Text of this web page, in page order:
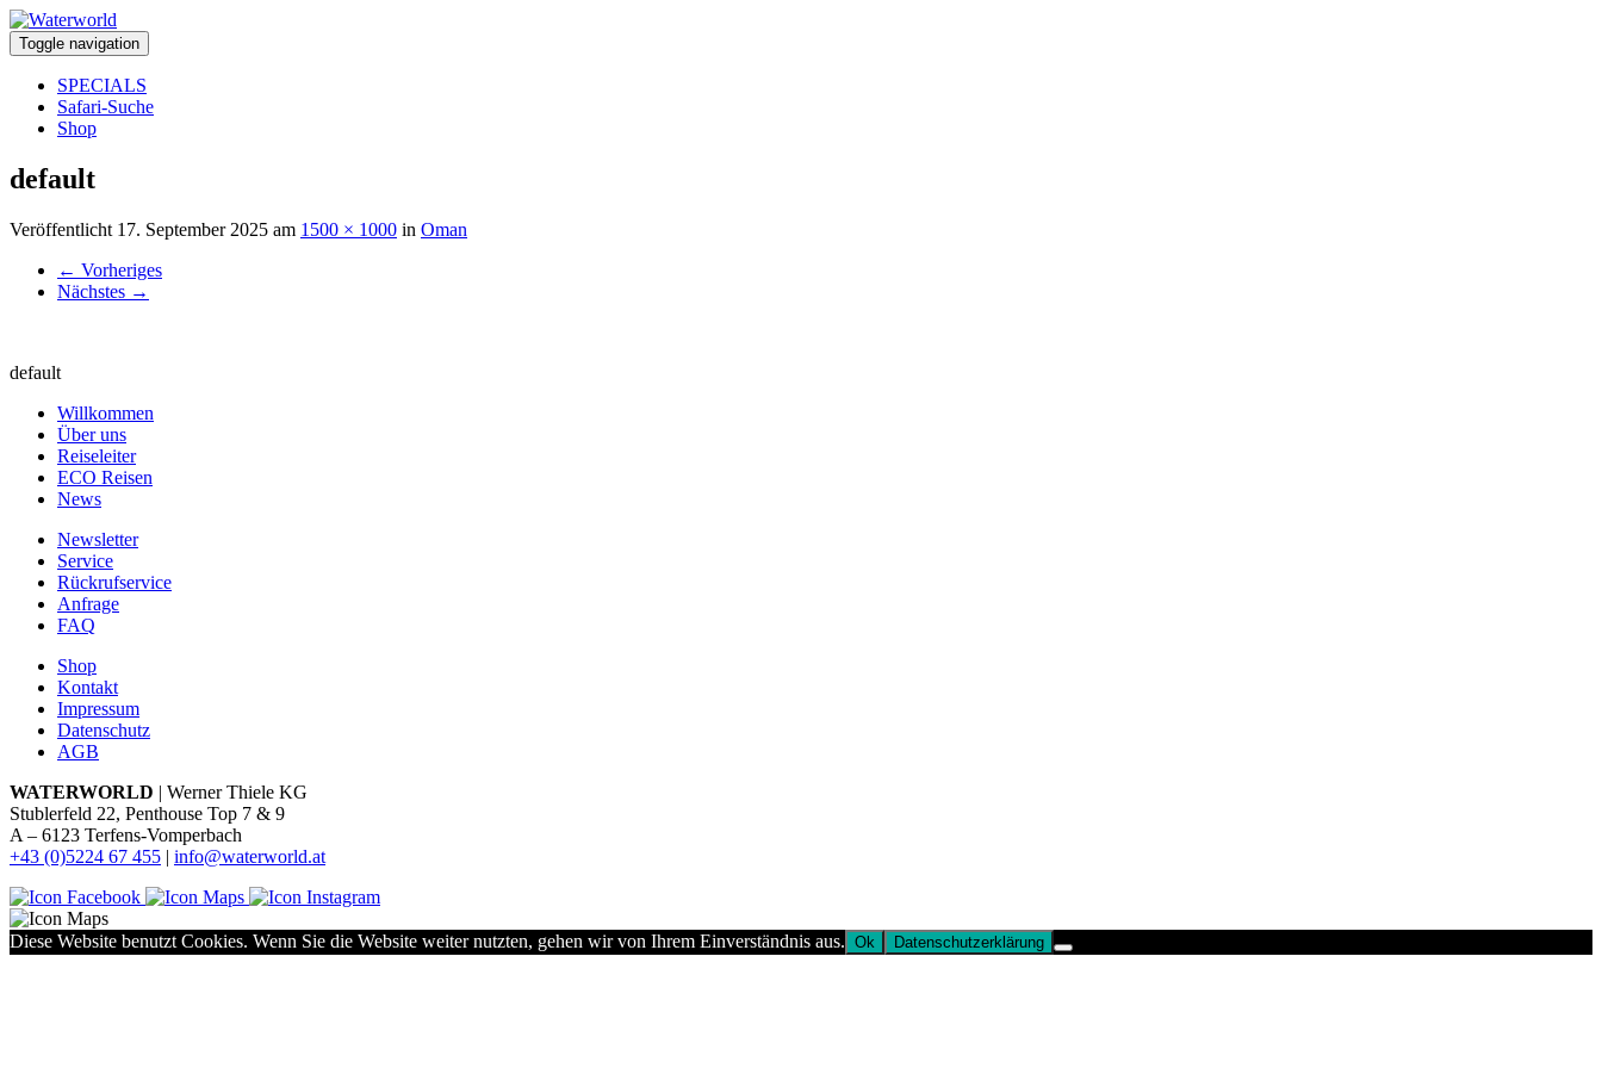
Toggle navigation
SPECIALS
Safari-Suche
Shop
default
Veröffentlicht 17. September 2025 am 1500 × 1000 in Oman
← Vorheriges
Nächstes →
default
Willkommen
Über uns
Reiseleiter
ECO Reisen
News
Newsletter
Service
Rückrufservice
Anfrage
FAQ
Shop
Kontakt
Impressum
Datenschutz
AGB
WATERWORLD | Werner Thiele KG
Stublerfeld 22, Penthouse Top 7 & 9
A – 6123 Terfens-Vomperbach
+43 (0)5224 67 455 | info@waterworld.at
Diese Website benutzt Cookies. Wenn Sie die Website weiter nutzten, gehen wir von Ihrem Einverständnis aus. Ok Datenschutzerklärung